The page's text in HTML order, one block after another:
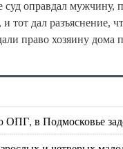
оправдал мужчину,
тот дал разъяснение,
право хозяину
в Подмосковье